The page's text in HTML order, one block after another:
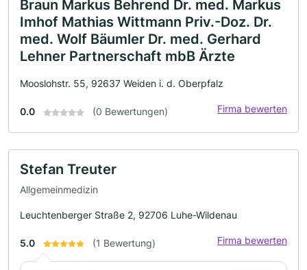
Braun Markus Behrend Dr. med. Markus
Imhof Mathias Wittmann Priv.-Doz. Dr.
med. Wolf Bäumler Dr. med. Gerhard
Lehner Partnerschaft mbB Ärzte
Mooslohstr. 55, 92637 Weiden i. d. Oberpfalz
0.0 (0 Bewertungen) Firma bewerten
Stefan Treuter
Allgemeinmedizin
Leuchtenberger Straße 2, 92706 Luhe-Wildenau
5.0 (1 Bewertung) Firma bewerten